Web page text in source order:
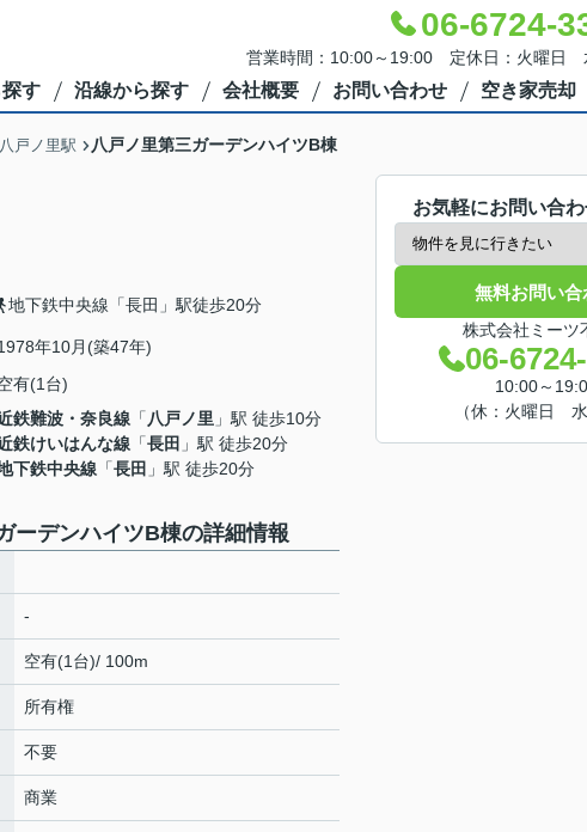
06-6724-
営業時間：10:00～19:00 定休日：火曜日
す 沿線から探す 会社概要 お問い合わせ 空き家売却
八戸ノ里駅 八戸ノ里第三ガーデンハイツB棟
地下鉄中央線「長田」駅徒歩20分
年10月(築47年)
有(1台)
鉄難波・奈良線 「 八戸ノ里 」駅 徒歩10分
鉄けいはんな線 「長田 」駅 徒歩20分
下鉄中央線 「長田 」駅 徒歩20分
ーデンハイツB棟の詳細情報
-
空有(1台)/ 100m
所有権
不要
商業
お気軽にお問い合
無料お問い合
株式会社ミーツ
06-
10:00～
（休：火曜日 水